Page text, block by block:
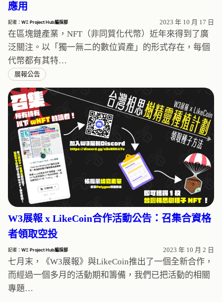
應用
記者： WΞ Project Hub編採部 2023 年 10 月 17 日
在區塊鏈產業，NFT（非同質化代幣）近年來得到了廣
泛關注。以「獨一無二的數位資產」的形式存在，每個
代幣都有其特…
展報公告
W3展報 x LikeCoin合作活動公告：召集合資格
者領取空投
記者： WΞ Project Hub編採部 2023 年 10 月 2 日
七月末，《W3展報》與LikeCoin推出了一個全新合作，
而經過一個多月的活動期和籌備，我們已把活動的相關
專題…